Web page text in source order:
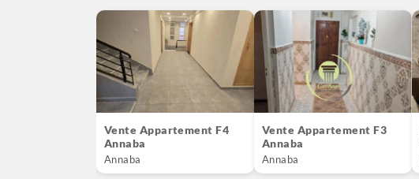
Vente Appartement F4
Annaba
Annaba
Vente Appartement F3
Annaba
Annaba